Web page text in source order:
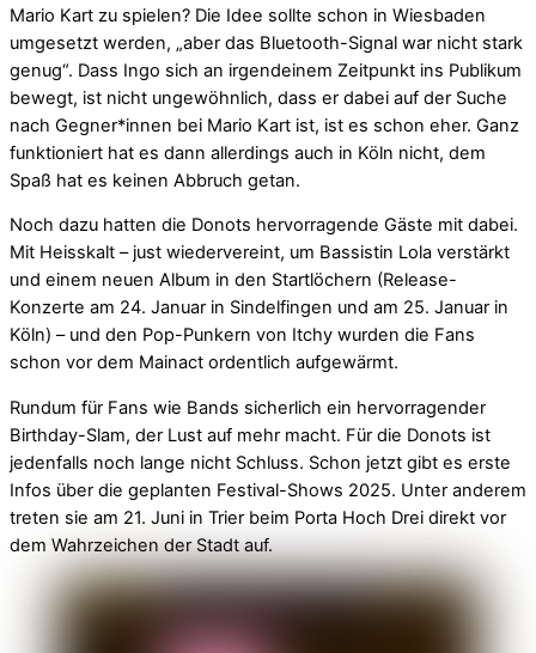
Mario Kart zu spielen? Die Idee sollte schon in Wiesbaden
umgesetzt werden, „aber das Bluetooth-Signal war nicht stark
genug“. Dass Ingo sich an irgendeinem Zeitpunkt ins Publikum
bewegt, ist nicht ungewöhnlich, dass er dabei auf der Suche
nach Gegner*innen bei Mario Kart ist, ist es schon eher. Ganz
funktioniert hat es dann allerdings auch in Köln nicht, dem
Spaß hat es keinen Abbruch getan.
Noch dazu hatten die Donots hervorragende Gäste mit dabei.
Mit Heisskalt – just wiedervereint, um Bassistin Lola verstärkt
und einem neuen Album in den Startlöchern (Release-
Konzerte am 24. Januar in Sindelfingen und am 25. Januar in
Köln) – und den Pop-Punkern von Itchy wurden die Fans
schon vor dem Mainact ordentlich aufgewärmt.
Rundum für Fans wie Bands sicherlich ein hervorragender
Birthday-Slam, der Lust auf mehr macht. Für die Donots ist
jedenfalls noch lange nicht Schluss. Schon jetzt gibt es erste
Infos über die geplanten Festival-Shows 2025. Unter anderem
treten sie am 21. Juni in Trier beim Porta Hoch Drei direkt vor
dem Wahrzeichen der Stadt auf.